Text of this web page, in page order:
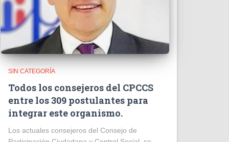
SIN CATEGORÍA
Todos los consejeros del CPCCS
entre los 309 postulantes para
integrar este organismo.
Los actuales consejeros del Consejo de